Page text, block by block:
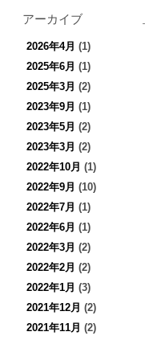
アーカイブ
2026年4月 (1)
2025年6月 (1)
2025年3月 (2)
2023年9月 (1)
2023年5月 (2)
2023年3月 (2)
2022年10月 (1)
2022年9月 (10)
2022年7月 (1)
2022年6月 (1)
2022年3月 (2)
2022年2月 (2)
2022年1月 (3)
2021年12月 (2)
2021年11月 (2)